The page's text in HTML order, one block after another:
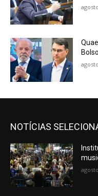
NOTÍCIAS